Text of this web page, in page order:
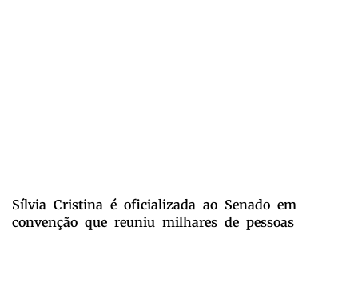
Sílvia Cristina é oficializada ao Senado em
convenção que reuniu milhares de pessoas